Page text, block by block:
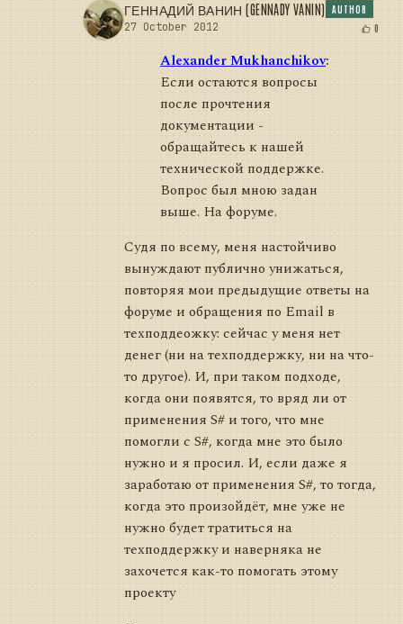
ГЕННАДИЙ ВАНИН (GENNADY VANIN) AUTHOR
27 October 2012 0
Alexander Mukhanchikov:
Если остаются вопросы
после прочтения
документации -
обращайтесь к нашей
технической поддержке.
Вопрос был мною задан
выше. На форуме.
Судя по всему, меня настойчиво
вынуждают публично унижаться,
повторяя мои предыдущие ответы на
форуме и обращения по Email в
техподдеожку: сейчас у меня нет
денег (ни на техподдержку, ни на что-
то другое). И, при таком подходе,
когда они появятся, то вряд ли от
применения S# и того, что мне
помогли с S#, когда мне это было
нужно и я просил. И, если даже я
заработаю от применения S#, то тогда,
когда это произойдёт, мне уже не
нужно будет тратиться на
техподдержку и наверняка не
захочется как-то помогать этому
проекту